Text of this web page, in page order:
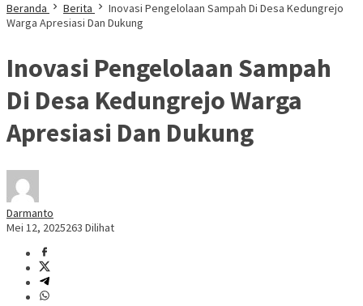
Beranda Berita
Inovasi Pengelolaan Sampah Di Desa Kedungrejo
Warga Apresiasi Dan Dukung
Inovasi Pengelolaan Sampah
Di Desa Kedungrejo Warga
Apresiasi Dan Dukung
Darmanto
Mei 12, 2025263 Dilihat